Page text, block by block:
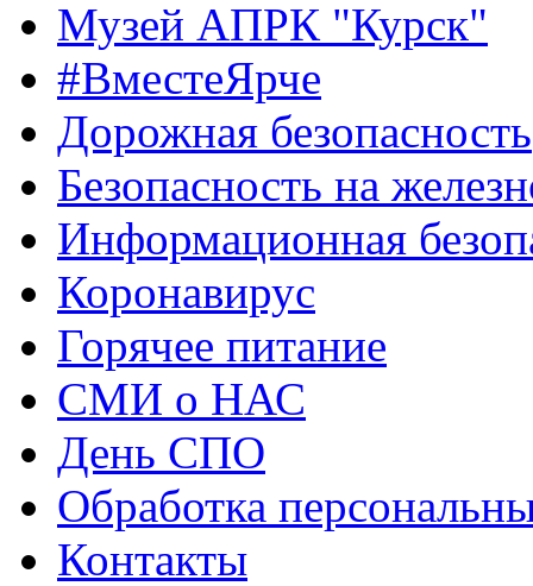
Музей АПРК "Курск"
#ВместеЯрче
Дорожная безопасность
Безопасность на
Информационная
Коронавирус
Горячее питание
СМИ о НАС
День СПО
Обработка
Контакты